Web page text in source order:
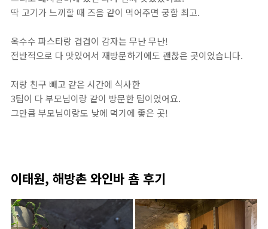
딱 고기가 느끼할 때 즈음 같이 먹어주면 궁합 최고.
옥수수 파스타랑 겹겹이 감자는 무난 무난!
전반적으로 다 맛있어서 재방문하기에도 괜찮은 곳이었습니다.
저랑 친구 빼고 같은 시간에 식사한
3팀이 다 부모님이랑 같이 방문한 팀이었어요.
그만큼 부모님이랑도 낮에 먹기에 좋은 곳!
이태원, 해방촌 와인바 춈 후기